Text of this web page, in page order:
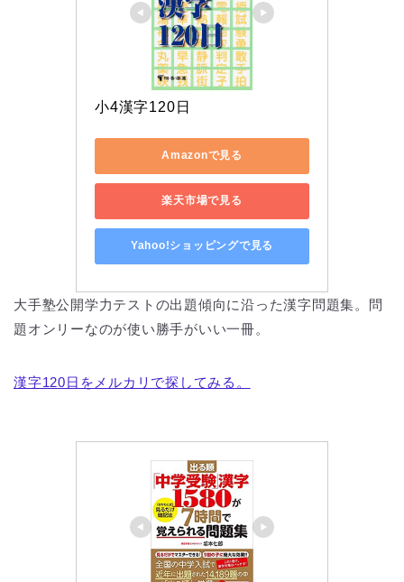
小4漢字120日
Amazonで見る
楽天市場で見る
Yahoo!ショッピングで見る
大手塾公開学力テストの出題傾向に沿った漢字問題集。問
題オンリーなのが使い勝手がいい一冊。
漢字120日をメルカリで探してみる。